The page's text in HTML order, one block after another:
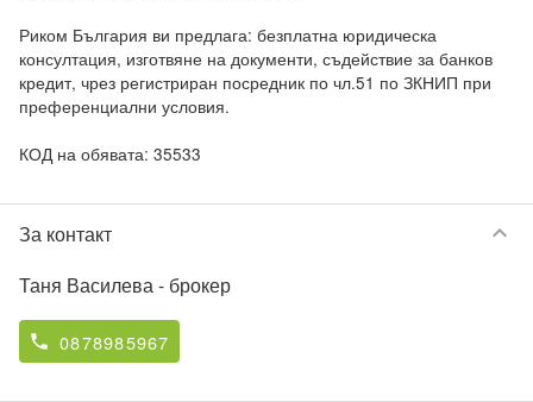
Риком България ви предлага: безплатна юридическа
консултация, изготвяне на документи, съдействие за банков
кредит, чрез регистриран посредник по чл.51 по ЗКНИП при
преференциални условия.
КОД на обявата: 35533
За контакт keyboard_arrow_down
Таня Василева- брокер
phone 0878985967